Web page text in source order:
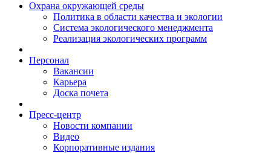
Охрана окружающей среды
Политика в области качества и экологии
Система экологического менеджмента
Реализация экологических программ
Персонал
Вакансии
Карьера
Доска почета
Пресс-центр
Новости компании
Видео
Корпоративные издания